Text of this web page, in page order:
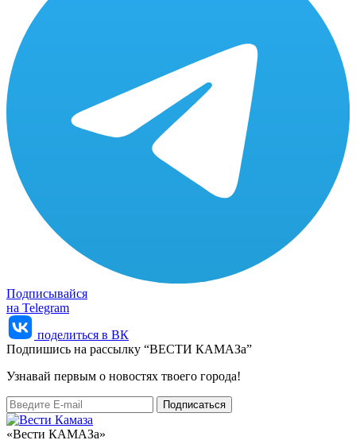
Подписывайся
на Telegram
поделиться в ВК
Подпишись на рассылку “ВЕСТИ КАМАЗа”
Узнaвай первым о новостях твоего города!
«Вести КАМАЗа»